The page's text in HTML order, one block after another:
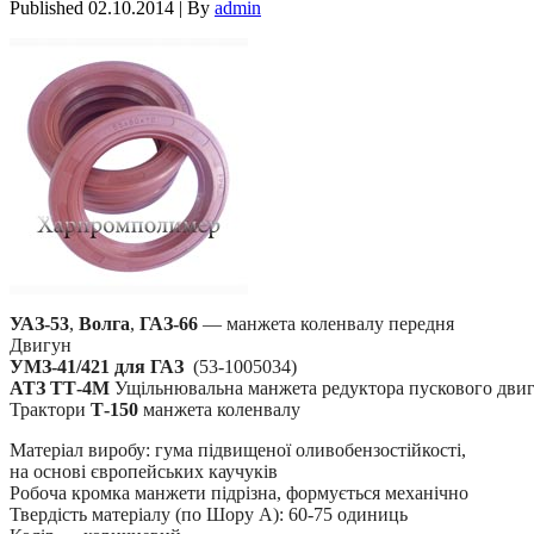
Published 02.10.2014 | By admin
УАЗ-53, Волга, ГАЗ-66 — манжета коленвалу передня
Двигун
УМЗ-41/421 для ГАЗ (53-1005034)
АТЗ ТТ-4М Ущільнювальна манжета редуктора пускового
Трактори Т-150 манжета коленвалу
Матеріал виробу: гума підвищеної оливобензостійкості,
на основі європейських каучуків
Робоча кромка манжети підрізна, формується механічно
Твердість матеріалу (по Шору А): 60-75 одиниць